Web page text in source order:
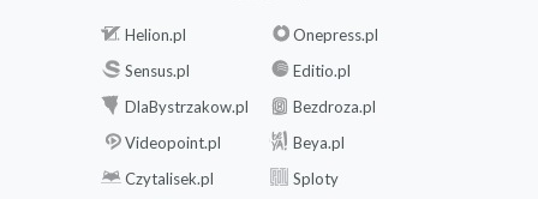
Helion.pl
Onepress.pl
Sensus.pl
Editio.pl
DlaBystrzakow.pl
Bezdroza.pl
Videopoint.pl
Beya.pl
Czytalisek.pl
Sploty